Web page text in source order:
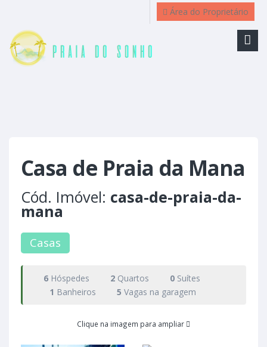
Área do Proprietário
Casa de Praia da Mana
Cód. Imóvel: casa-de-praia-da-
mana
Casas
6 Hóspedes 2 Quartos 0 Suítes
1 Banheiros 5 Vagas na garagem
Clique na imagem para ampliar